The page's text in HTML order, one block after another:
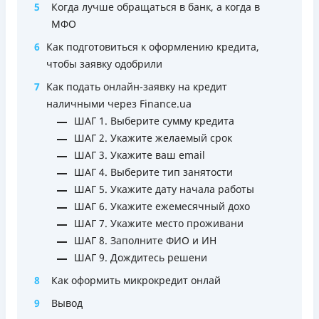
соответствующем уровне дохода)
Удобное приложение для оформления и управления
платёжной картой и кредитным лимитом (отсутствует
необходимость общения с контакт-центром)
Срок пользования кредитным лимитом не ограничен
при своевременном обслуживании (срок кредитной
линии — 5 лет с возможностью пролонгации)
Можно использовать лимит на любые
потребительские нужды
Недостатки
Нет программы лояльности для постоянных клиентов
Нет кредита для юрлиц (ФОП)
Нет круглосуточной поддержки по телефону, в Viber,
Telegram, Facebook
Онлайн (через сайт или интернет-банкинг)
Через терминалы самообслуживания
5
Когда лучше обращаться в банк, а когда в
МФО
6 Как подготовиться к оформлению кредита,
чтобы заявку одобрили
7 Как подать онлайн-заявку на кредит
наличными через Finance.ua
ШАГ 1. Выберите сумму кредита
ШАГ 2. Укажите желаемый срок
ШАГ 3. Укажите ваш email
ШАГ 4. Выберите тип занятости
ШАГ 5. Укажите дату начала работы
ШАГ 6. Укажите ежемесячный дохо
ШАГ 7. Укажите место проживани
ШАГ 8. Заполните ФИО и ИН
ШАГ 9. Дождитесь решени
8
Как оформить микрокредит онлай
9
Вывод